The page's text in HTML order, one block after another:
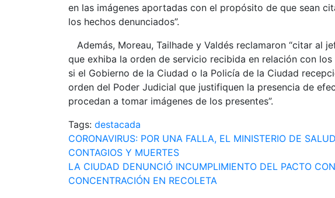
en las imágenes aportadas con el propósito de que sean
los hechos denunciados”.
Además, Moreau, Tailhade y Valdés reclamaron “citar al
que exhiba la orden de servicio recibida en relación con los
si el Gobierno de la Ciudad o la Policía de la Ciudad
orden del Poder Judicial que justifiquen la presencia de
procedan a tomar imágenes de los presentes”.
Tags: destacada
Navegación
de
entradas
CORONAVIRUS: POR UNA FALLA, EL MINISTERIO DE
CONTAGIOS Y MUERTES
LA CIUDAD DENUNCIÓ INCUMPLIMIENTO DEL PACTO
CONCENTRACIÓN EN RECOLETA